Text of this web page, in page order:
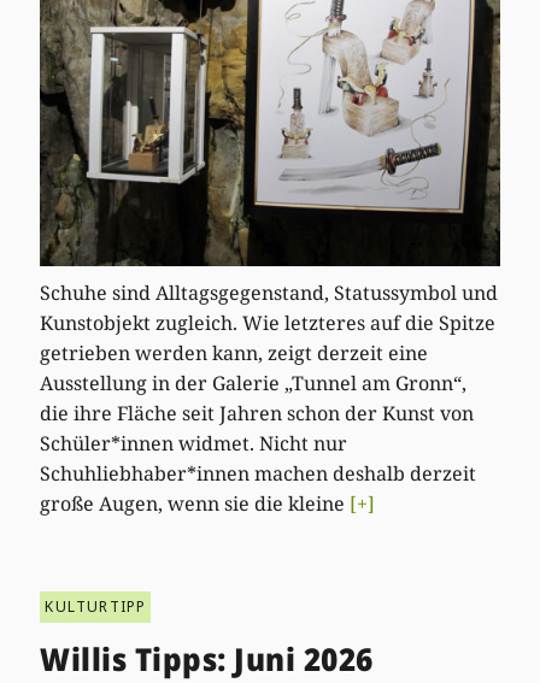
Schuhe sind Alltagsgegenstand, Statussymbol und
Kunstobjekt zugleich. Wie letzteres auf die Spitze
getrieben werden kann, zeigt derzeit eine
Ausstellung in der Galerie „Tunnel am Gronn“,
die ihre Fläche seit Jahren schon der Kunst von
Schüler*innen widmet. Nicht nur
Schuhliebhaber*innen machen deshalb derzeit
große Augen, wenn sie die kleine [+]
KULTURTIPP
Willis Tipps: Juni 2026